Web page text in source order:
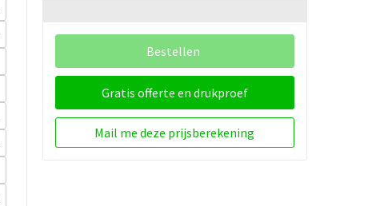
Bestellen
Gratis offerte en drukproef
Mail me deze prijsberekening